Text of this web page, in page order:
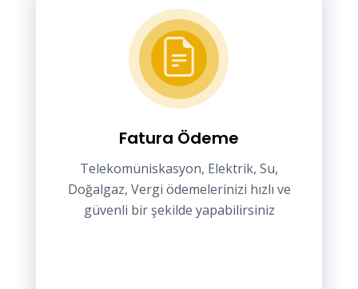
Fatura Ödeme
Telekomüniskasyon, Elektrik, Su,
Doğalgaz, Vergi ödemelerinizi hızlı ve
güvenli bir şekilde yapabilirsiniz